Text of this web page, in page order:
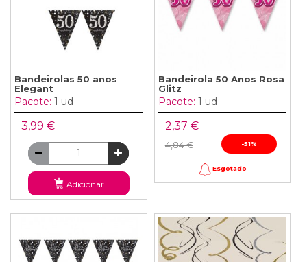
Bandeirolas 50 anos
Elegant
Pacote: 1 ud
3,99 €
Adicionar
Bandeirola 50 Anos Rosa
Glitz
Pacote: 1 ud
2,37 €
4,84 € -51%
Esgotado